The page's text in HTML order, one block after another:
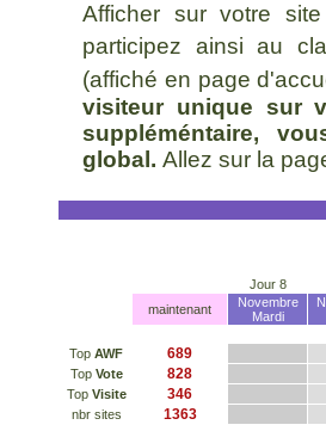
Afficher sur votre
participez ainsi au
(affiché en page
visiteur unique sur
suppléméntaire,
global. Allez sur la
Jour 8
maintenant
Novembre
Mardi
Top AWF 689
Top Vote 828
Top Visite 346
nbr sites
1363